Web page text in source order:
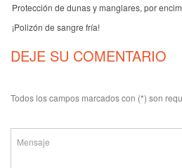
Protección de dunas y manglares, por
¡Polizón de sangre fría!
DEJE SU COMENTARIO
Todos los campos marcados con (*) son